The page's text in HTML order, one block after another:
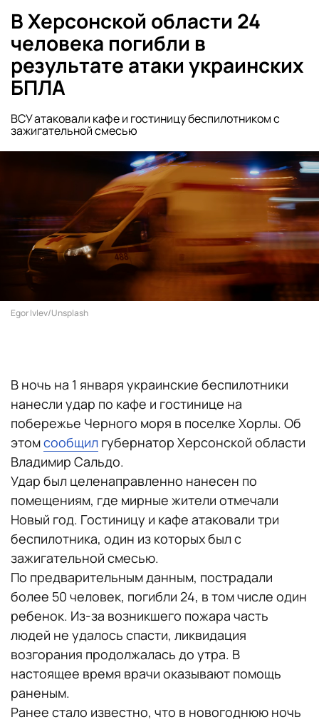
В Херсонской области 24
человека погибли в
результате атаки украинских
БПЛА
ВСУ атаковали кафе и гостиницу беспилотником с
зажигательной смесью
Egor Ivlev/Unsplash
В ночь на 1 января украинские беспилотники
нанесли удар по кафе и гостинице на
побережье Черного моря в поселке Хорлы. Об
этомсообщил губернатор Херсонской области
Владимир Сальдо.
Удар был целенаправленно нанесен по
помещениям, где мирные жители отмечали
Новый год. Гостиницу и кафе атаковали три
беспилотника, один из которых был с
зажигательной смесью.
По предварительным данным, пострадали
более 50 человек, погибли 24, в том числе один
ребенок. Из-за возникшего пожара часть
людей не удалось спасти, ликвидация
возгорания продолжалась до утра. В
настоящее время врачи оказывают помощь
раненым.
Ранее стало известно, что в новогоднюю ночь